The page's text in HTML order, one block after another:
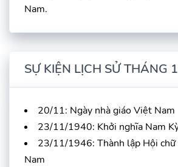
Nam.
SỰ KIỆN LỊCH SỬ THÁNG
20/11: Ngày nhà giáo Việt Nam
23/11/1940: Khởi nghĩa Nam
23/11/1946: Thành lập Hội
Nam